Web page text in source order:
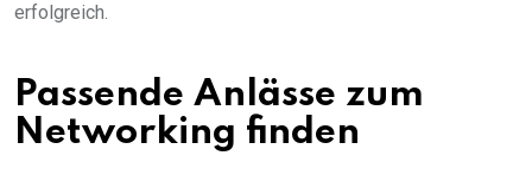
erfolgreich.
Passende Anlässe zum
Networking finden